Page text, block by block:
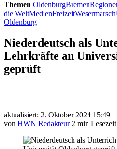
Themen OldenburgBremen
die WeltMedienFreizeitWesermarsch
Oldenburg
Niederdeutsch als
Lehrkräfte an
geprüft
aktualisiert: 2. Oktober 2024 15:49
von HWN Redakteur 2 min Lesezeit